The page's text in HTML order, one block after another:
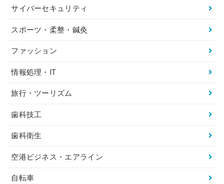
サイバーセキュリティ
スポーツ・柔整・鍼灸
ファッション
情報処理・IT
旅行・ツーリズム
歯科技工
歯科衛生
空港ビジネス・エアライン
自転車